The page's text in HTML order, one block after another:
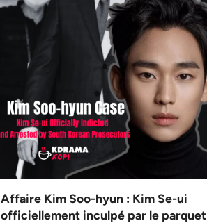
Affaire Kim Soo-hyun : Kim Se-ui
officiellement inculpé par le parquet